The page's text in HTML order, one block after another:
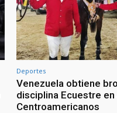
Deportes
Venezuela obtiene
disciplina Ecuestre
Centroamericanos